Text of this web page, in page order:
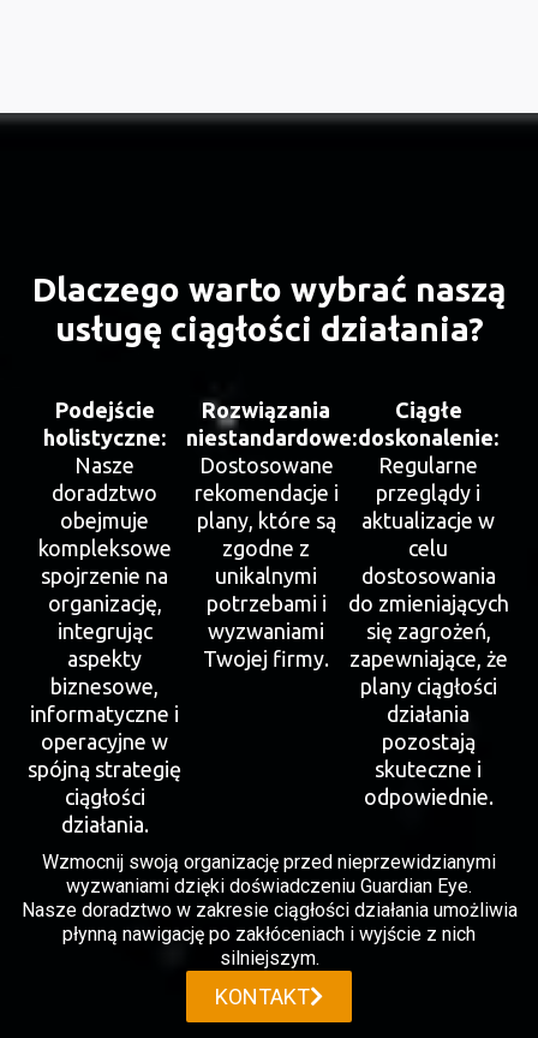
Dlaczego warto wybrać naszą
usługę ciągłości działania?
Podejście
holistyczne:
Nasze
doradztwo
obejmuje
kompleksowe
spojrzenie na
organizację,
integrując
aspekty
biznesowe,
informatyczne i
operacyjne w
spójną strategię
ciągłości
działania.
Rozwiązania
niestandardowe:
Dostosowane
rekomendacje i
plany, które są
zgodne z
unikalnymi
potrzebami i
wyzwaniami
Twojej firmy.
Ciągłe
doskonalenie:
Regularne
przeglądy i
aktualizacje w
celu
dostosowania
do zmieniających
się zagrożeń,
zapewniające, że
plany ciągłości
działania
pozostają
skuteczne i
odpowiednie.
Wzmocnij swoją organizację przed nieprzewidzianymi
wyzwaniami dzięki doświadczeniu Guardian Eye.
Nasze doradztwo w zakresie ciągłości działania umożliwia
płynną nawigację po zakłóceniach i wyjście z nich
silniejszym.
KONTAKT